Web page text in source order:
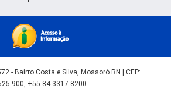
- Bairro Costa e Silva, Mossoró RN | CEP:
900, +55 84 3317-8200